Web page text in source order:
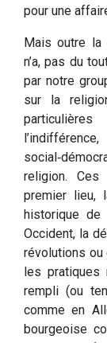
pour une
Mais outre la
n’a, pas du
par notre
sur la
religion.
premier lieu,
historique de
Occident, la
révolutions
les pratiques
rempli (ou
comme en
bourgeoise